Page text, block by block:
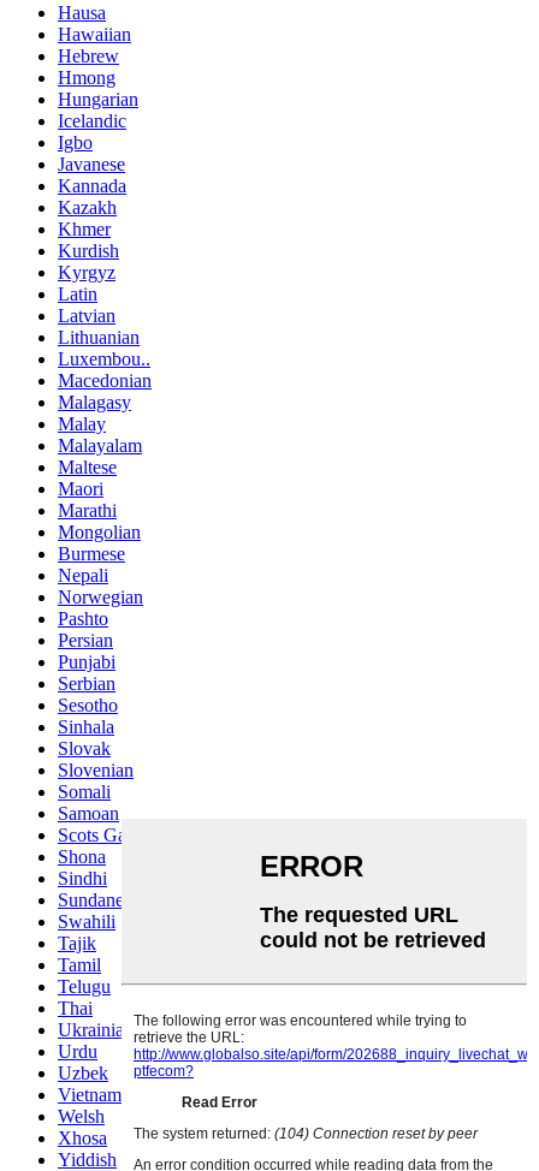
Hausa
Hawaiian
Hebrew
Hmong
Hungarian
Icelandic
Igbo
Javanese
Kannada
Kazakh
Khmer
Kurdish
Kyrgyz
Latin
Latvian
Lithuanian
Luxembou..
Macedonian
Malagasy
Malay
Malayalam
Maltese
Maori
Marathi
Mongolian
Burmese
Nepali
Norwegian
Pashto
Persian
Punjabi
Serbian
Sesotho
Sinhala
Slovak
Slovenian
Somali
Samoan
Scots Gaelic
Shona
Sindhi
Sundanese
Swahili
Tajik
Tamil
Telugu
Thai
Ukrainian
Urdu
Uzbek
Vietnamese
Welsh
Xhosa
Yiddish